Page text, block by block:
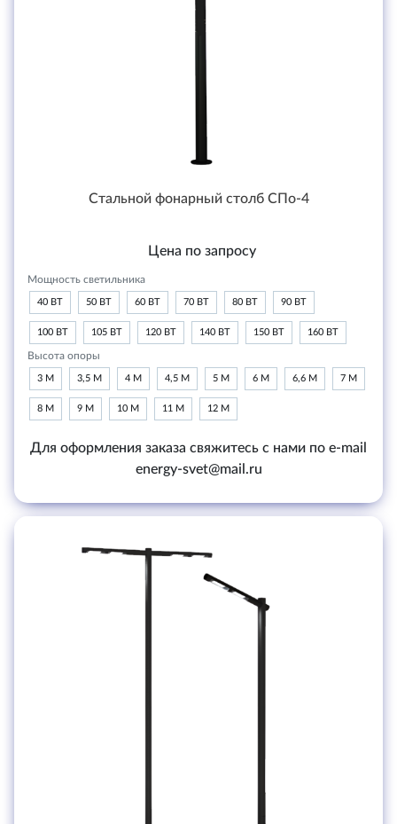
Стальной фонарный столб СПо-4
Цена по запросу
Мощность светильника
40 ВТ 50 ВТ 60 ВТ 70 ВТ 80 ВТ 90 ВТ
100 ВТ 105 ВТ 120 ВТ 140 ВТ 150 ВТ 160 ВТ
Высота опоры
3 М 3,5 М 4 М 4,5 М 5 М 6 М 6,6 М 7 М
8 М 9 М 10 М 11 М 12 М
Для оформления заказа свяжитесь с нами по e-mail
energy-svet@mail.ru